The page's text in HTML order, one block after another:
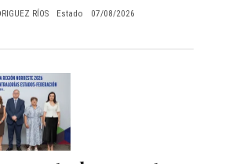
RÍOS Estado 07/08/2026